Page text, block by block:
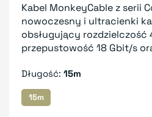
Kabel MonkeyCable z serii
nowoczesny i ultracienki
obsługujący rozdzielczość
przepustowość 18 Gbit/s
Długość: 15m
15m